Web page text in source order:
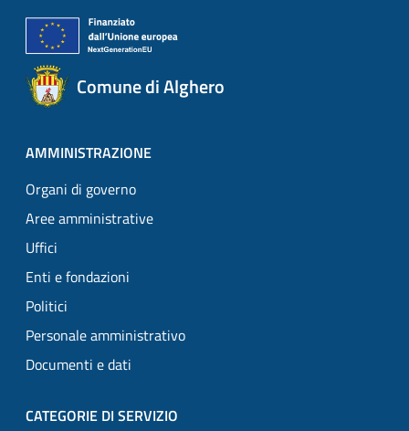
Comune di Alghero
AMMINISTRAZIONE
Organi di governo
Aree amministrative
Uffici
Enti e fondazioni
Politici
Personale amministrativo
Documenti e dati
CATEGORIE DI SERVIZIO